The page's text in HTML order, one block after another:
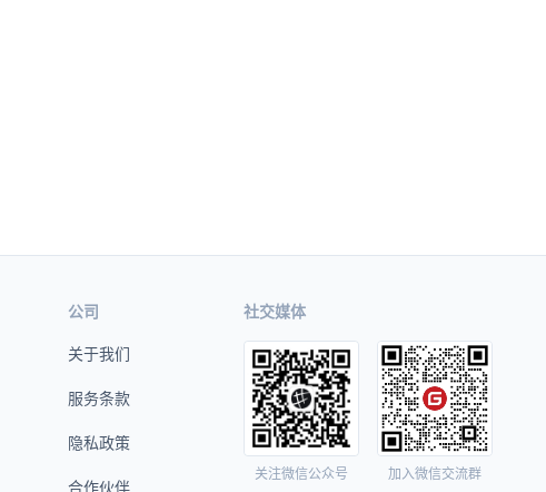
公司
关于我们
服务条款
隐私政策
合作伙伴
社交媒体
关注微信公众号 加入微信交流群